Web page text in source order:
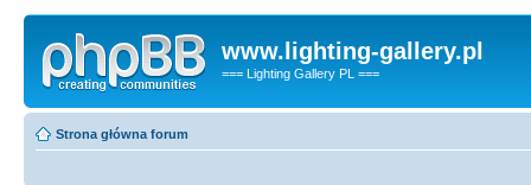
www.lighting-gallery.pl
=== Lighting Gallery PL ===
Strona główna forum